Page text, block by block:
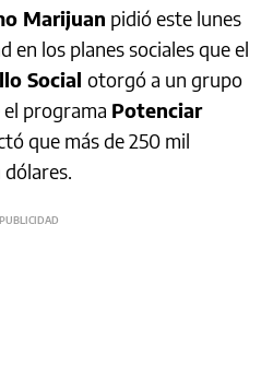
Marijuan pidió este lunes
en los planes sociales que el
Social otorgó a un grupo
programa Potenciar
que más de 250 mil